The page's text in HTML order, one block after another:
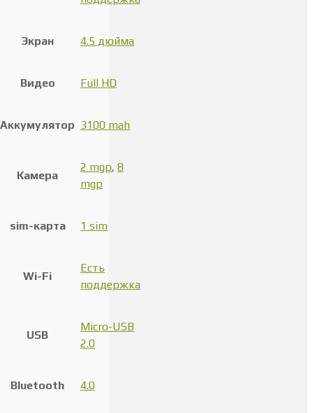
Экран 4.5 дюйма
Видео Full HD
Аккумулятор 3100 mah
Камера
2 mgp, 8
mgp
sim-карта 1 sim
Wi-Fi
Есть
поддержка
USB
Micro-USB
2.0
Bluetooth 4.0